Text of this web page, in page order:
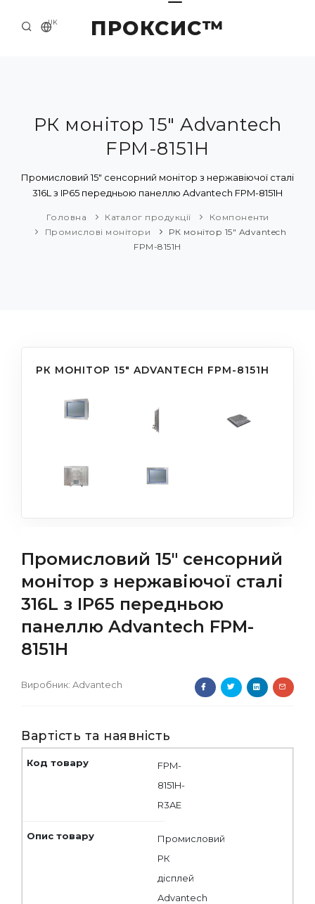
ПРОКСИС™
UK
ПРО НАС
ПРИКЛАДИ ТА РІШЕННЯ
КАТАЛОГ ПРОДУКЦІЇ
РК монітор 15" Advantech
FPM-8151H
Промисловий 15" сенсорний монітор з нержавіючої сталі
316L з IP65 передньою панеллю Advantech FPM-8151H
Головна Каталог продукції
Компоненти
Промислові монітори
РК монітор 15" Advantech
FPM-8151H
РК МОНІТОР 15" ADVANTECH FPM-8151H
Промисловий 15" сенсорний
монітор з нержавіючої сталі
316L з IP65 передньою
панеллю Advantech FPM-
8151H
Виробник: Advantech
Вартість та наявність
FPM-
8151H-
R3AE
Промисловий
РК
дісплей
Advantech